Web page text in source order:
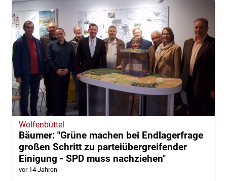
Wolfenbüttel
Bäumer: "Grüne machen bei Endlagerfrage
großen Schritt zu parteiübergreifender
Einigung - SPD muss nachziehen"
vor 14 Jahren